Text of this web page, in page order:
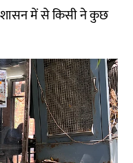
में से किसी ने कुछ